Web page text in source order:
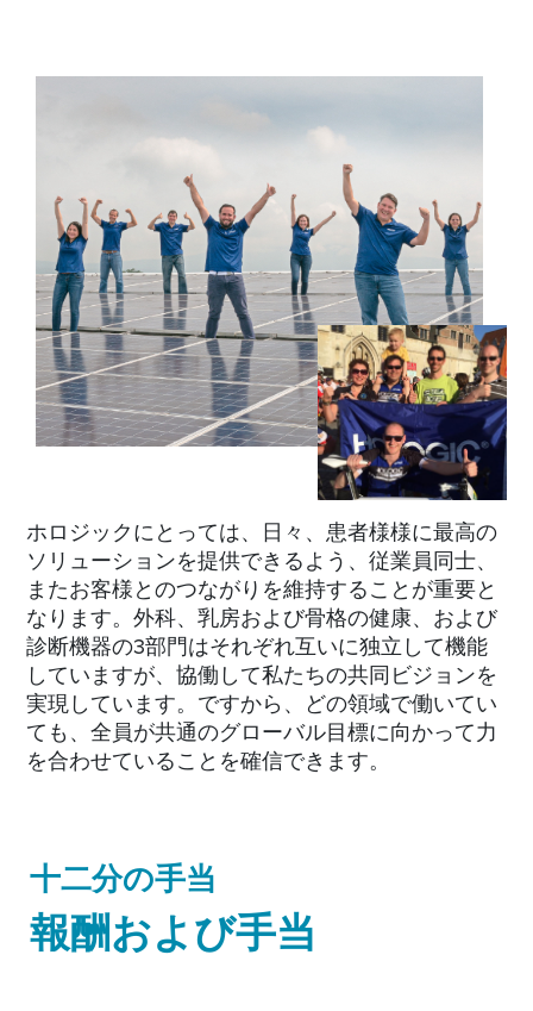
ホロジックにとっては、日々、患者様様に最高の
ソリューションを提供できるよう、従業員同士、
またお客様とのつながりを維持することが重要と
なります。外科、乳房および骨格の健康、および
診断機器の3部門はそれぞれ互いに独立して機能
していますが、協働して私たちの共同ビジョンを
実現しています。ですから、どの領域で働いてい
ても、全員が共通のグローバル目標に向かって力
を合わせていることを確信できます。
十二分の手当
報酬および手当